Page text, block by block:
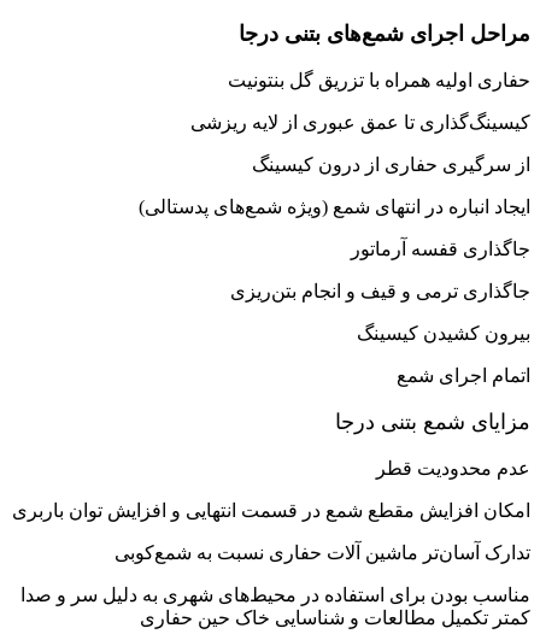
مراحل اجرای شمع‌های بتنی درجا
حفاری اولیه همراه با تزریق گل بنتونیت
کیسینگ‌گذاری تا عمق عبوری از لایه ریزشی
از سرگیری حفاری از درون کیسینگ
ایجاد انباره در انتهای شمع (ویژه شمع‌های پدستالی)
جاگذاری قفسه آرماتور
جاگذاری ترمی و قیف و انجام بتن‌ریزی
بیرون کشیدن کیسینگ
اتمام اجرای شمع
مزایای شمع بتنی درجا
عدم محدودیت قطر
امکان افزایش مقطع شمع در قسمت انتهایی و افزایش توان باربری
تدارک آسان‌تر ماشین آلات حفاری نسبت به شمع‌کوبی
مناسب بودن برای استفاده در محیط‌های شهری به دلیل سر و صدا
کمتر تکمیل مطالعات و شناسایی خاک حین حفاری